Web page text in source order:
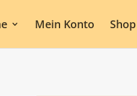
Mein Konto Shop